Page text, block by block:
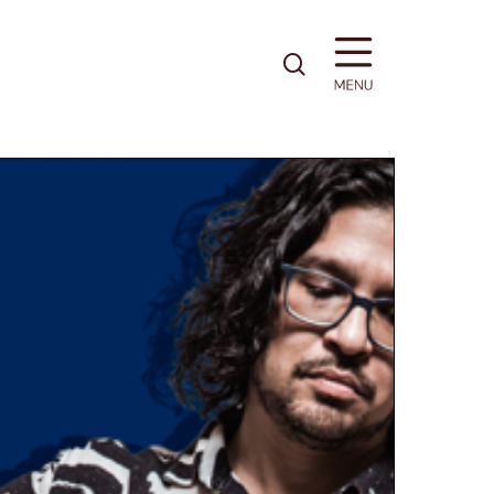
pesquisa